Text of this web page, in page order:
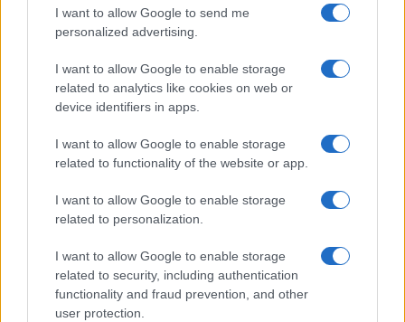
I want to allow Google to send me
personalized advertising.
I want to allow Google to enable storage
related to analytics like cookies on web or
device identifiers in apps.
I want to allow Google to enable storage
related to functionality of the website or app.
I want to allow Google to enable storage
related to personalization.
I want to allow Google to enable storage
related to security, including authentication
functionality and fraud prevention, and other
user protection.
La tercera temporada de The Gilded Age y
su innovador cambio de escenario
La tercera temporada de The Gilded Age nos lleva desde la
planteando…
Staff · 26 Jun 2025
NOTICIAS